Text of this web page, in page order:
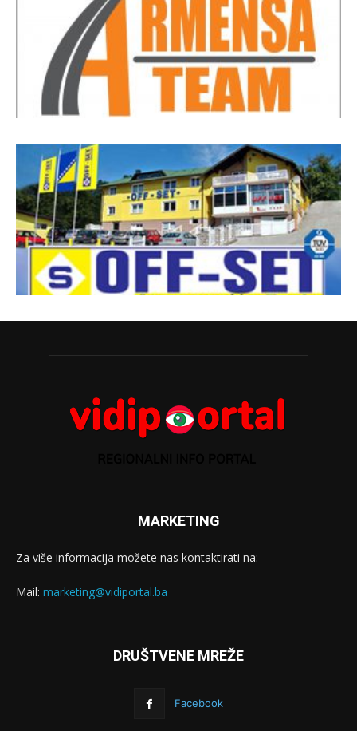
MARKETING
Za više informacija možete nas kontaktirati na:
Mail: marketing@vidiportal.ba
DRUŠTVENE MREŽE
Facebook